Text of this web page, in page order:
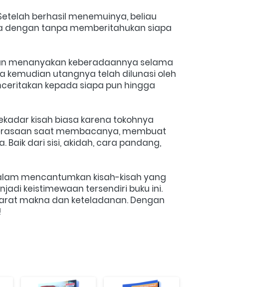
berhasil menemuinya, beliau
tanpa memberitahukan siapa
menanyakan keberadaannya selama
kemudian utangnya telah dilunasi oleh
kepada siapa pun hingga
kisah biasa karena tokohnya
saat membacanya, membuat
dari sisi, akidah, cara pandang,
mencantumkan kisah-kisah yang
keistimewaan tersendiri buku ini.
makna dan keteladanan. Dengan